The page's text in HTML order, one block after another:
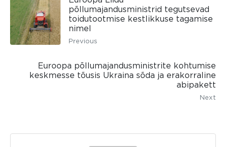
põllumajandusministrid tegutsevad
toidutootmise kestlikkuse tagamise
nimel
Previous
Euroopa põllumajandusministrite kohtumise
keskmesse tõusis Ukraina sõda ja erakorraline
abipakett
Next